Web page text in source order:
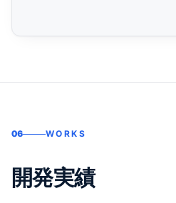
06 WORKS
開発実績